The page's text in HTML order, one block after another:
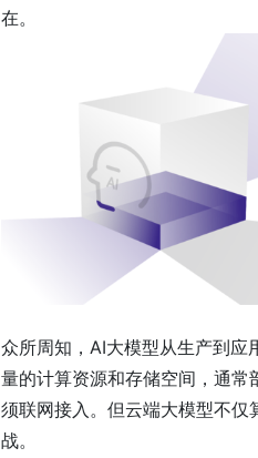
在。
众所周知，AI大模型从生产到应
量的计算资源和存储空间，通
须联网接入。但云端大模型不
战。